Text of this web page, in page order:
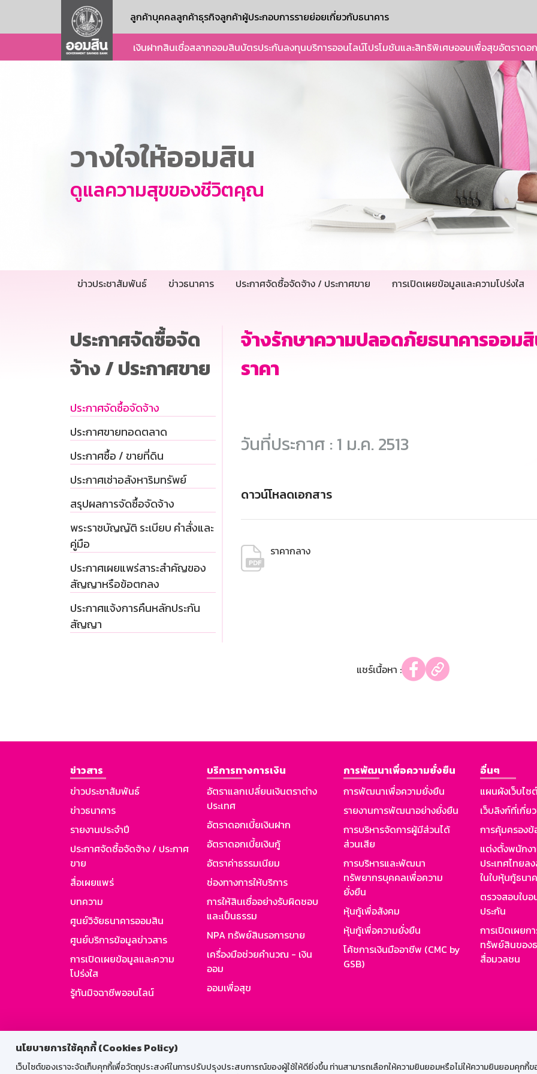
นโยบายการใช้คุกกี้ (Cookies Policy)
เว็บไซต์ของเราจะจัดเก็บคุกกี้เพื่อวัตถุประสงค์ในการปรับปรุงประสบการณ์ของผู้ใช้ให้ดียิ่งขึ้น ท่านสามารถเลือกให้ความยินยอมหรือไม่ให้ความยินยอมคุกกี้ข
ลูกค้าบุคคลลูกค้าธุรกิจลูกค้าผู้ประกอบการรายย่อยเกี่ยวกับธนาคาร
เงินฝากสินเชื่อสลากออมสินบัตรประกันลงทุนบริการออนไลน์โปรโมชันและสิทธิพิเศษออมเพื่อสุขอัตราดอ
วางใจให้ออมสิน
ดูแลความสุขของชีวิตคุณ
ข่าวประชาสัมพันธ์ ข่าวธนาคาร ประกาศจัดซื้อจัดจ้าง / ประกาศขาย การเปิดเผยข้อมูลและความโปร่งใส
ประกาศจัดซื้อจัด
จ้าง / ประกาศขาย
ประกาศจัดซื้อจัดจ้าง
ประกาศขายทอดตลาด
ประกาศซื้อ / ขายที่ดิน
ประกาศเช่าอสังหาริมทรัพย์
สรุปผลการจัดซื้อจัดจ้าง
พระราชบัญญัติ ระเบียบ คำสั่งและ
คู่มือ
ประกาศเผยแพร่สาระสำคัญของ
สัญญาหรือข้อตกลง
ประกาศแจ้งการคืนหลักประกัน
สัญญา
จ้างรักษาความปลอดภัยธนาคารออม
ราคา
วันที่ประกาศ : 1 ม.ค. 2513
ดาวน์โหลดเอกสาร
ราคากลาง
แชร์เนื้อหา :
ข่าวสาร
ข่าวประชาสัมพันธ์
ข่าวธนาคาร
รายงานประจำปี
ประกาศจัดซื้อจัดจ้าง / ประกาศ
ขาย
สื่อเผยแพร่
บทความ
ศูนย์วิจัยธนาคารออมสิน
ศูนย์บริการข้อมูลข่าวสาร
การเปิดเผยข้อมูลและความ
โปร่งใส
รู้ทันมิจฉาชีพออนไลน์
บริการทางการเงิน
อัตราแลกเปลี่ยนเงินตราต่าง
ประเทศ
อัตราดอกเบี้ยเงินฝาก
อัตราดอกเบี้ยเงินกู้
อัตราค่าธรรมเนียม
ช่องทางการให้บริการ
การให้สินเชื่ออย่างรับผิดชอบ
และเป็นธรรม
NPA ทรัพย์สินรอการขาย
เครื่องมือช่วยคำนวณ - เงิน
ออม
ออมเพื่อสุข
การพัฒนาเพื่อความยั่งยืน
การพัฒนาเพื่อความยั่งยืน
รายงานการพัฒนาอย่างยั่งยืน
การบริหารจัดการผู้มีส่วนได้
ส่วนเสีย
การบริหารและพัฒนา
ทรัพยากรบุคคลเพื่อความ
ยั่งยืน
หุ้นกู้เพื่อสังคม
หุ้นกู้เพื่อความยั่งยืน
โค้ชการเงินมืออาชีพ (CMC by
GSB)
อื่นๆ
แผนผังเว็บไซ
เว็บลิงก์ที่เกี่ย
การคุ้มครอง
แต่งตั้งพนักง
ประเทศไทยล
ในใบหุ้นกู้ธนา
ตรวจสอบใบ
ประกัน
การเปิดเผยก
ทรัพย์สินของ
สื่อมวลชน